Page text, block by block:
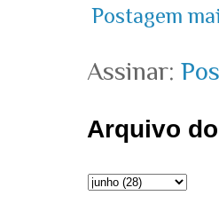
Postagem
Assinar:
Arquivo